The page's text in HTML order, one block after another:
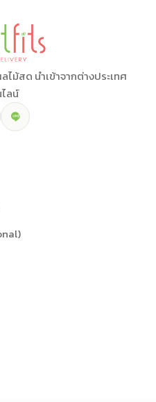
ม้สด นำเข้าจากต่างประเทศ
ลน์